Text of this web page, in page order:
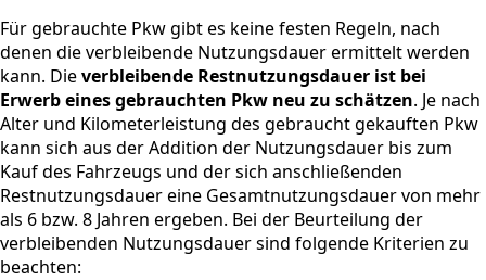
Für gebrauchte Pkw gibt es keine festen Regeln, nach
denen die verbleibende Nutzungsdauer ermittelt werden
kann. Dieverbleibende Restnutzungsdauer ist bei
Erwerb eines gebrauchten Pkw neu zu schätzen. Je nach
Alter und Kilometerleistung des gebraucht gekauften Pkw
kann sich aus der Addition der Nutzungsdauer bis zum
Kauf des Fahrzeugs und der sich anschließenden
Restnutzungsdauer eine Gesamtnutzungsdauer von mehr
als 6 bzw. 8 Jahren ergeben. Bei der Beurteilung der
verbleibenden Nutzungsdauer sind folgende Kriterien zu
beachten: